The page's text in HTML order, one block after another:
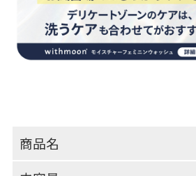
商品名